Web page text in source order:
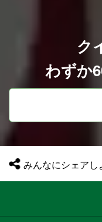
ク
わずか
みんなにシェアし